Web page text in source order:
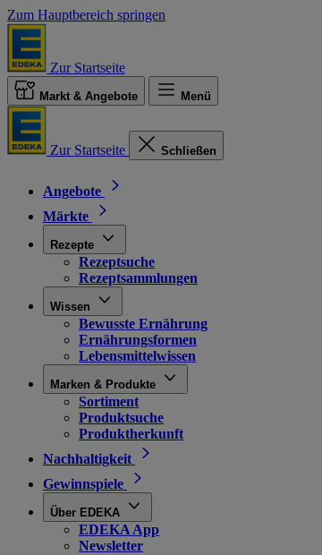
Zum Hauptbereich springen
Zur Startseite
Markt & Angebote Menü
Zur Startseite Schließen
Angebote
Märkte
Rezepte
Rezeptsuche
Rezeptsammlungen
Wissen
Bewusste Ernährung
Ernährungsformen
Lebensmittelwissen
Marken & Produkte
Sortiment
Produktsuche
Produktherkunft
Nachhaltigkeit
Gewinnspiele
Über EDEKA
EDEKA App
Newsletter